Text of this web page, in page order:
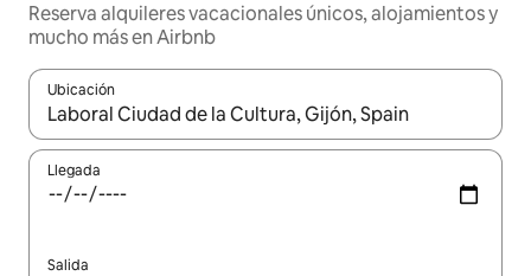
Reserva alquileres vacacionales únicos, alojamientos y
mucho más en Airbnb
Ubicación
Cuando los resultados estén disponibles, navega con las
Llegada
Salida